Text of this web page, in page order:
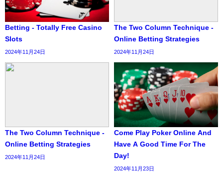
Betting - Totally Free Casino
Slots
2024年11月24日
The Two Column Technique -
Online Betting Strategies
2024年11月24日
The Two Column Technique -
Online Betting Strategies
2024年11月24日
Come Play Poker Online And
Have A Good Time For The
Day!
2024年11月23日